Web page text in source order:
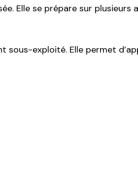
Elle se prépare sur plusieurs
sous-exploité. Elle permet